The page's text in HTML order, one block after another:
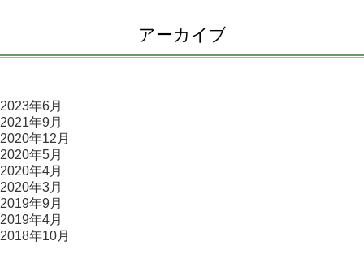
アーカイブ
2023年6月
2021年9月
2020年12月
2020年5月
2020年4月
2020年3月
2019年9月
2019年4月
2018年10月